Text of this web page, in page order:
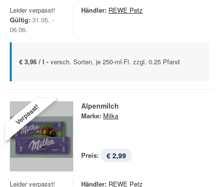
Leider verpasst!
Gültig: 31.05. -
06.06.
Händler: REWE Petz
€ 3,96 / l - versch. Sorten, je 250-ml-Fl. zzgl. 0.25 Pfand
Verpasst! Alpenmilch
Marke: Milka
Preis: € 2,99
Leider verpasst!
Händler: REWE Petz